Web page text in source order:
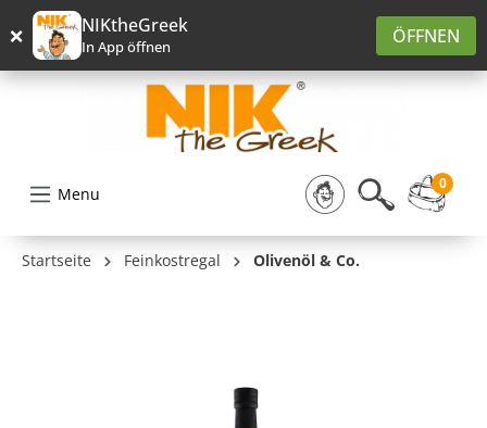
springen
× NIKtheGreek
In App öffnen ÖFFNEN
Menu
0
Startseite Feinkostregal Olivenöl & Co.